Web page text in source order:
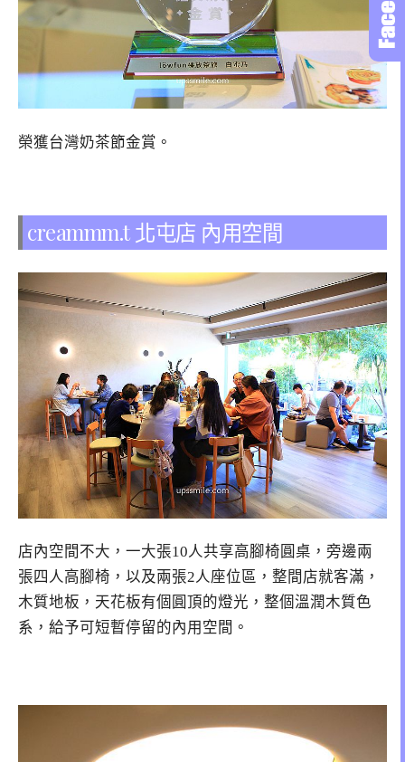
榮獲台灣奶茶節金賞。
creammm.t 北屯店 內用空間
店內空間不大，一大張10人共享高腳椅圓桌，旁邊兩
張四人高腳椅，以及兩張2人座位區，整間店就客滿，
木質地板，天花板有個圓頂的燈光，整個溫潤木質色
系，給予可短暫停留的內用空間。